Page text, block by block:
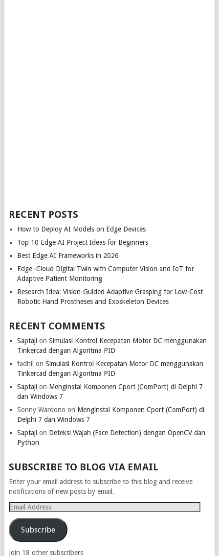
RECENT POSTS
How to Deploy AI Models on Edge Devices
Top 10 Edge AI Project Ideas for Beginners
Best Edge AI Frameworks in 2026
Edge–Cloud Digital Twin with Computer Vision and IoT for
Adaptive Patient Monitoring
Research Idea: Vision-Guided Adaptive Grasping for Low-Cost
Robotic Hand Prostheses and Exoskeleton Devices
RECENT COMMENTS
Saptaji on Simulasi Kontrol Kecepatan Motor DC menggunakan
Tinkercad dengan Algoritma PID
fadhil on Simulasi Kontrol Kecepatan Motor DC menggunakan
Tinkercad dengan Algoritma PID
Saptaji on Menginstal Komponen Cport (ComPort) di Delphi 7
dan Windows 7
Sonny Wardono on Menginstal Komponen Cport (ComPort) di
Delphi 7 dan Windows 7
Saptaji on Deteksi Wajah (Face Detection) dengan OpenCV dan
Python
SUBSCRIBE TO BLOG VIA EMAIL
Enter your email address to subscribe to this blog and receive
notifications of new posts by email.
Email
Address
Subscribe
Join 18 other subscribers